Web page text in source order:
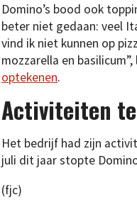
Domino’s bood ook
beter niet gedaan: veel
vind ik niet kunnen op
mozzarella en
optekenen.
Activiteiten
Het bedrijf had zijn
juli dit jaar stopte
(fjc)